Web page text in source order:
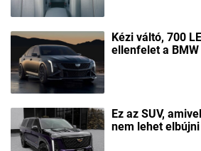
Kézi váltó, 700
ellenfelet a
Ez az SUV,
nem lehet elbújni